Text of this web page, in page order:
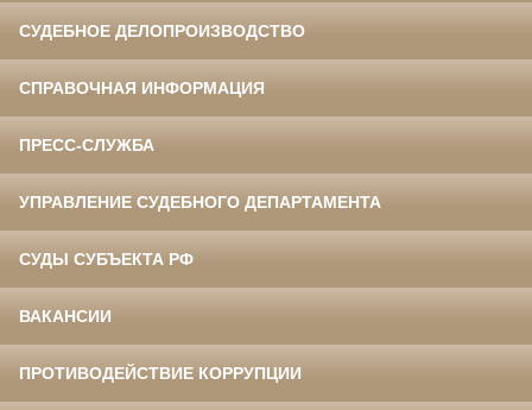
СУДЕБНОЕ ДЕЛОПРОИЗВОДСТВО
СПРАВОЧНАЯ ИНФОРМАЦИЯ
ПРЕСС-СЛУЖБА
УПРАВЛЕНИЕ СУДЕБНОГО ДЕПАРТАМЕНТА
СУДЫ СУБЪЕКТА РФ
ВАКАНСИИ
ПРОТИВОДЕЙСТВИЕ КОРРУПЦИИ